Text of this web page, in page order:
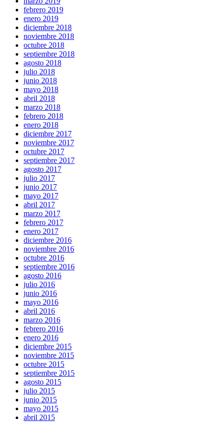
febrero 2019
enero 2019
diciembre 2018
noviembre 2018
octubre 2018
septiembre 2018
agosto 2018
julio 2018
junio 2018
mayo 2018
abril 2018
marzo 2018
febrero 2018
enero 2018
diciembre 2017
noviembre 2017
octubre 2017
septiembre 2017
agosto 2017
julio 2017
junio 2017
mayo 2017
abril 2017
marzo 2017
febrero 2017
enero 2017
diciembre 2016
noviembre 2016
octubre 2016
septiembre 2016
agosto 2016
julio 2016
junio 2016
mayo 2016
abril 2016
marzo 2016
febrero 2016
enero 2016
diciembre 2015
noviembre 2015
octubre 2015
septiembre 2015
agosto 2015
julio 2015
junio 2015
mayo 2015
abril 2015